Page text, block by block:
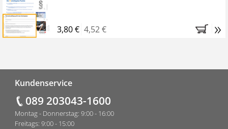
3,80 € 4,52 € »
Kundenservice
089 203043-1600
Montag - Donnerstag: 9:00 - 16:00
Freitags: 9:00 - 15:00